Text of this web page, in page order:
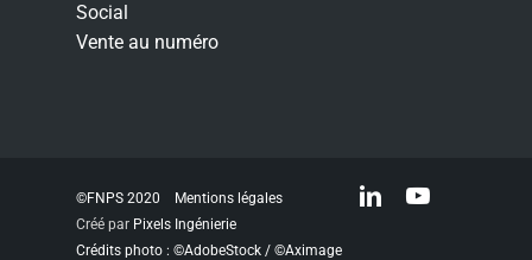
Social
Vente au numéro
©FNPS 2020
Mentions légales
Créé par Pixels Ingénierie
Crédits photo : ©AdobeStock / ©Aximage
linkedinyoutube